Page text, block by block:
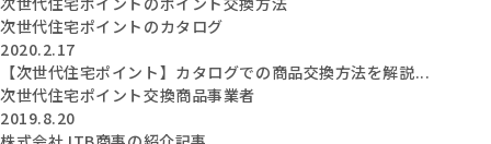
次世代住宅ポイントのカタログ
2020.2.17
【次世代住宅ポイント】カタログでの商品交換方法を解説...
次世代住宅ポイント交換商品事業者
2019.8.20